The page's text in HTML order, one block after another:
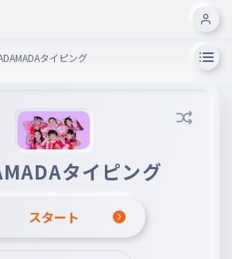
タイピング
タイピング
スタート